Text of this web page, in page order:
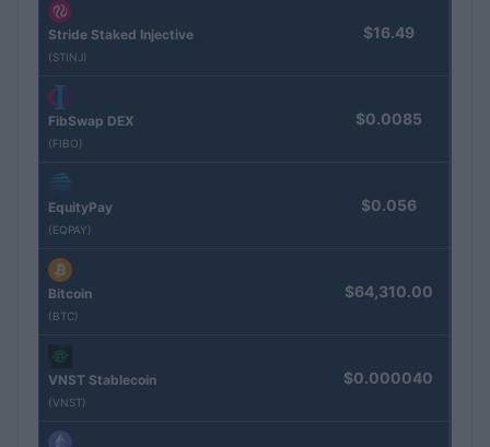
Stride Staked Injective
(STINJ)
$16.49
FibSwap DEX
(FIBO)
$0.0085
EquityPay
(EQPAY)
$0.056
Bitcoin
(BTC)
$64,310.00
VNST Stablecoin
(VNST)
$0.000040